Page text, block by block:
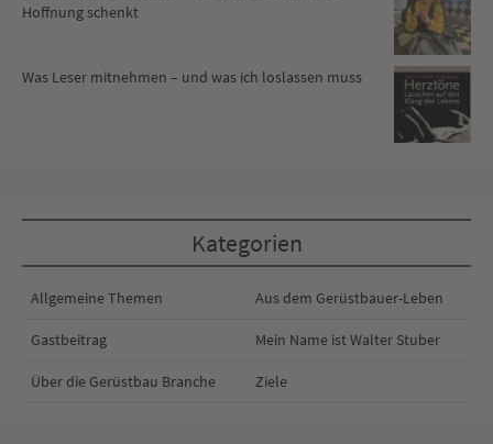
Hoffnung schenkt
Was Leser mitnehmen – und was ich loslassen muss
Kategorien
Allgemeine Themen Aus dem Gerüstbauer-Leben
Gastbeitrag Mein Name ist Walter Stuber
Über die Gerüstbau Branche Ziele